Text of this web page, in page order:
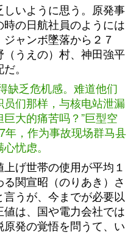
しいように思う。原発事
の日航社員のようには
ャンボ墜落から２７
うえの）村、神田強平
。
缺乏危机感。难道他们
们那样，与核电站泄漏
大的痛苦吗？”巨型空
，作为事故现场群马县
忧虑。
げ世帯の使用が平均１
関宣昭（のりあき）さ
うが、今までが必要以
値は、国や電力会社では
発の覚悟を問うて、い